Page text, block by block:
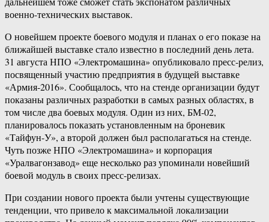
военно-технических выставок.
О новейшем проекте боевого модуля и планах о его показе на
ближайшей выставке стало известно в последний день лета.
31 августа НПО «Электромашина» опубликовало пресс-релиз,
посвященный участию предприятия в будущей выставке
«Армия-2016». Сообщалось, что на стенде организации будут
показаны различных разработки в самых разных областях, в
том числе два боевых модуля. Один из них, БМ-02,
планировалось показать установленным на броневик
«Тайфун-У», а второй должен был располагаться на стенде.
Чуть позже НПО «Электромашина» и корпорация
«Уралвагонзавод» еще несколько раз упоминали новейший
боевой модуль в своих пресс-релизах.
При создании нового проекта были учтены существующие
тенденции, что привело к максимальной локализации